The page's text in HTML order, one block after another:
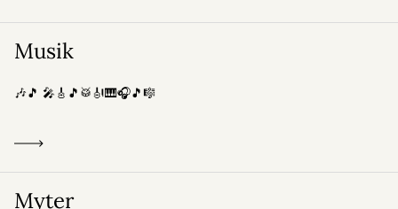
Musik
🎶🎵 🎤🎸🎵🥁🎻🎹🎧🎵🎼
Myter